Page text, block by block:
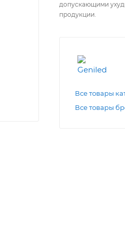
допускающими
продукции.
Все товары
Все товары